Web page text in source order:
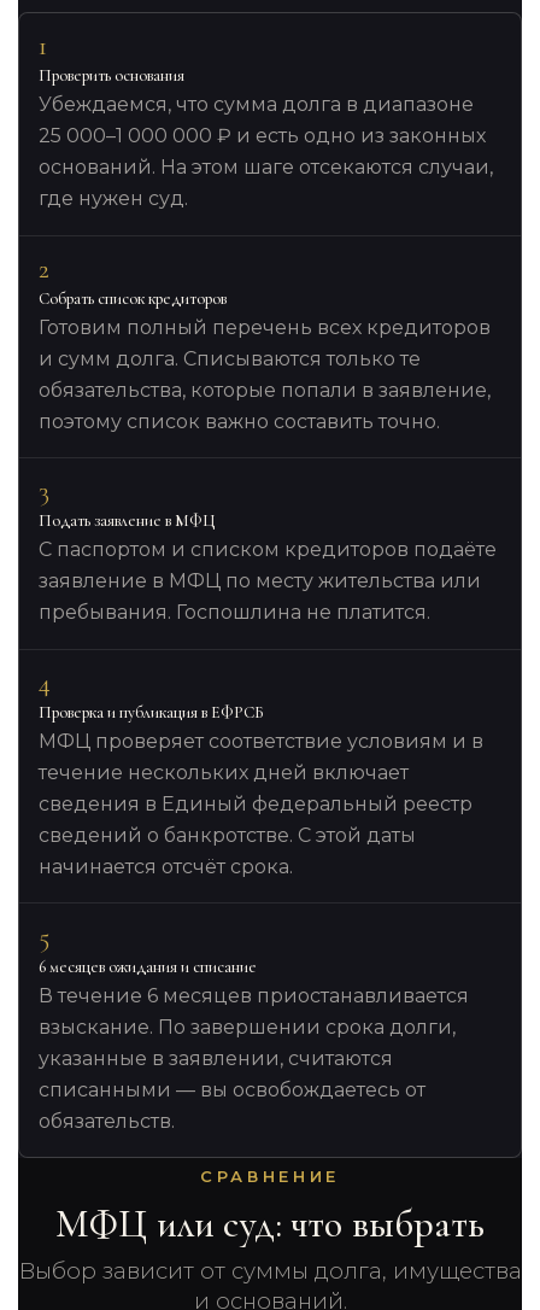
1
Проверить основания
Убеждаемся, что сумма долга в диапазоне
25 000–1 000 000 ₽ и есть одно из законных
оснований. На этом шаге отсекаются случаи,
где нужен суд.
2
Собрать список кредиторов
Готовим полный перечень всех кредиторов
и сумм долга. Списываются только те
обязательства, которые попали в заявление,
поэтому список важно составить точно.
3
Подать заявление в МФЦ
С паспортом и списком кредиторов подаёте
заявление в МФЦ по месту жительства или
пребывания. Госпошлина не платится.
4
Проверка и публикация в ЕФРСБ
МФЦ проверяет соответствие условиям и в
течение нескольких дней включает
сведения в Единый федеральный реестр
сведений о банкротстве. С этой даты
начинается отсчёт срока.
5
6 месяцев ожидания и списание
В течение 6 месяцев приостанавливается
взыскание. По завершении срока долги,
указанные в заявлении, считаются
списанными — вы освобождаетесь от
обязательств.
СРАВНЕНИЕ
МФЦ или суд: что выбрать
Выбор зависит от суммы долга, имущества
и оснований.